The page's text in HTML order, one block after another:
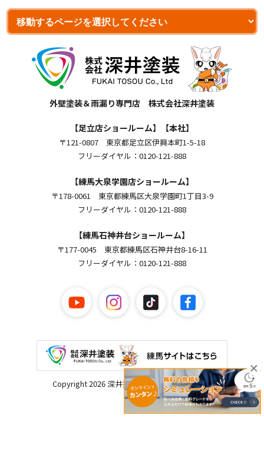
外壁塗装＆雨漏り専門店 株式会社深井塗装
【足立店ショールーム】【本社】
〒121-0807 東京都足立区伊興本町1-5-18
フリーダイヤル：0120-121-888
【練馬大泉学園店ショールーム】
〒178-0061 東京都練馬区大泉学園町1丁目3-9
フリーダイヤル：0120-121-888
【練馬石神井台ショールーム】
〒177-0045 東京都練馬区石神井台8-16-11
フリーダイヤル：0120-121-888
Copyright 2026 深井塗装. All Rights Reserved.